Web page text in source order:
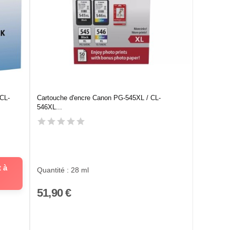
à
Cartouche d'encre Canon PG-545XL / CL-
546XL...
Quantité : 28 ml
51,90 €